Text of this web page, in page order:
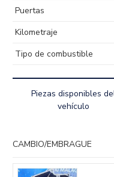
Puertas
Kilometraje
Tipo de combustible
Piezas disponibles
vehículo
CAMBIO/EMBRAGUE